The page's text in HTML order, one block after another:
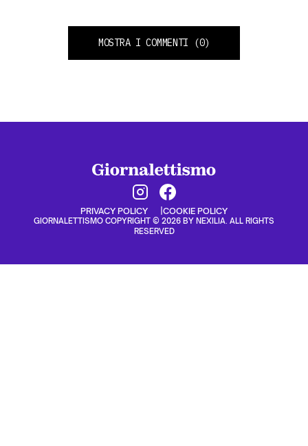
MOSTRA I COMMENTI (0)
PRIVACY POLICY COOKIE POLICY
GIORNALETTISMO COPYRIGHT © 2026 BY NEXILIA. ALL RIGHTS
RESERVED